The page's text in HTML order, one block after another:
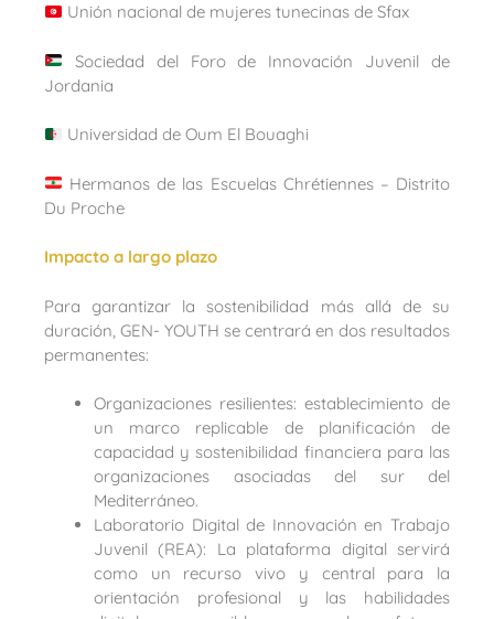
Unión nacional de mujeres tunecinas de Sfax
Sociedad del Foro de Innovación Juvenil de
Jordania
Universidad de Oum El Bouaghi
Hermanos de las Escuelas Chrétiennes – Distrito
Du Proche
Impacto a largo plazo
Para garantizar la sostenibilidad más allá de su
duración, GEN- YOUTH se centrará en dos resultados
permanentes:
Organizaciones resilientes: establecimiento de
un marco replicable de planificación de
capacidad y sostenibilidad financiera para las
organizaciones asociadas del sur del
Mediterráneo.
Laboratorio Digital de Innovación en Trabajo
Juvenil (REA): La plataforma digital servirá
como un recurso vivo y central para la
orientación profesional y las habilidades